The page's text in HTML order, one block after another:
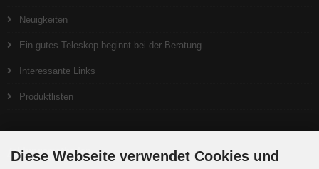
Neuigkeiten
Ein gutes Teleskop beginnt bei der Beratung
Interessante Links
Produktlisten
Zahlungsmethoden
Diese Webseite verwendet Cookies und